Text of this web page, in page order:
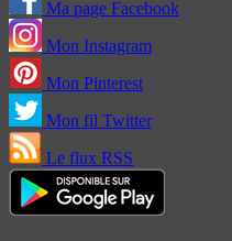
Ma page Facebook
Mon Instagram
Mon Pinterest
Mon fil Twitter
Le flux RSS